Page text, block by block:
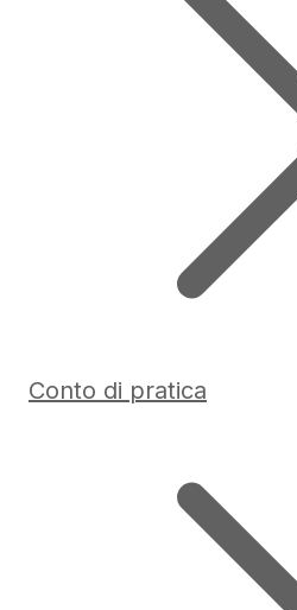
Conto di pratica